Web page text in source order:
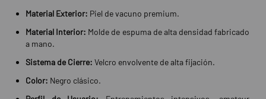
Material Exterior: Piel de vacuno premium.
Material Interior: Molde de espuma de alta densidad fabricado
a mano.
Sistema de Cierre: Velcro envolvente de alta fijación.
Color: Negro clásico.